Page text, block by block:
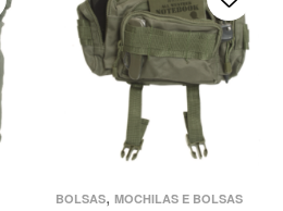
BOLSAS, MOCHILAS E BOLSAS